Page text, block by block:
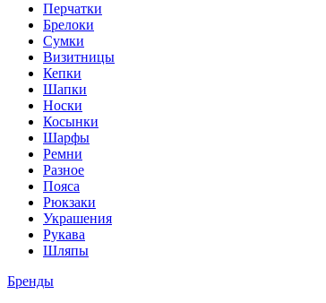
Перчатки
Брелоки
Сумки
Визитницы
Кепки
Шапки
Носки
Косынки
Шарфы
Ремни
Разное
Пояса
Рюкзаки
Украшения
Рукава
Шляпы
Бренды